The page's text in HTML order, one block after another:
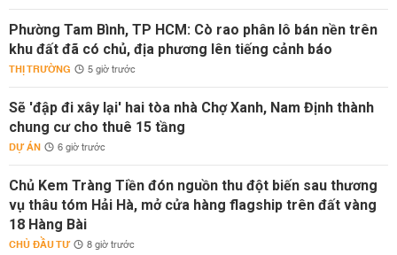
Phường Tam Bình, TP HCM: Cò rao phân lô bán nền trên
khu đất đã có chủ, địa phương lên tiếng cảnh báo
THỊ TRƯỜNG 5 giờ trước
Sẽ 'đập đi xây lại' hai tòa nhà Chợ Xanh, Nam Định thành
chung cư cho thuê 15 tầng
DỰ ÁN 6 giờ trước
Chủ Kem Tràng Tiền đón nguồn thu đột biến sau thương
vụ thâu tóm Hải Hà, mở cửa hàng flagship trên đất vàng
18 Hàng Bài
CHỦ ĐẦU TƯ 8 giờ trước